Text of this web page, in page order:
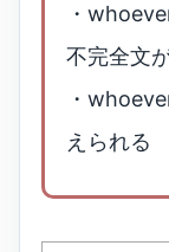
・
不完全文
・
えられる